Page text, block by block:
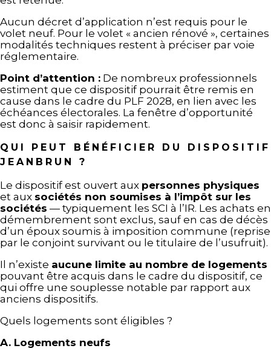
Aucun décret d’application n’est requis pour le
volet neuf. Pour le volet « ancien rénové », certaines
modalités techniques restent à préciser par voie
réglementaire.
Point d’attention : De nombreux professionnels
estiment que ce dispositif pourrait être remis en
cause dans le cadre du PLF 2028, en lien avec les
échéances électorales. La fenêtre d’opportunité
est donc à saisir rapidement.
QUI PEUT BÉNÉFICIER DU DISPOSITIF
JEANBRUN ?
Le dispositif est ouvert aux personnes physiques
et aux sociétés non soumises à l’impôt sur les
sociétés — typiquement les SCI à l’IR. Les achats en
démembrement sont exclus, sauf en cas de décès
d’un époux soumis à imposition commune (reprise
par le conjoint survivant ou le titulaire de l’usufruit).
Il n’existe aucune limite au nombre de logements
pouvant être acquis dans le cadre du dispositif, ce
qui offre une souplesse notable par rapport aux
anciens dispositifs.
Quels logements sont éligibles ?
A. Logements neufs